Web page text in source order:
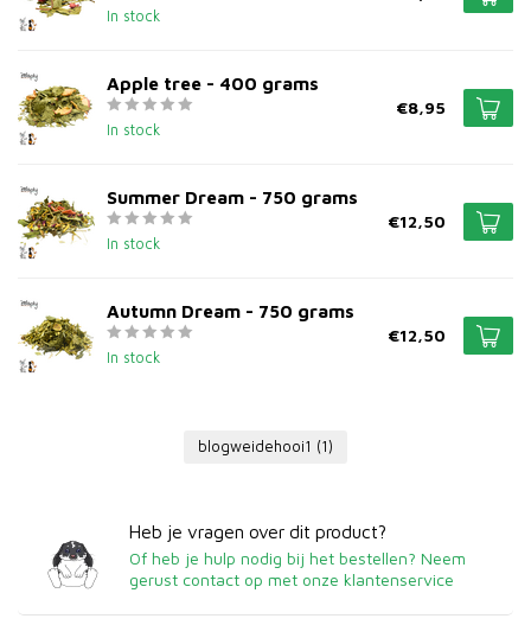
In stock
Apple tree - 400 grams
In stock
€8,95
Summer Dream - 750 grams
In stock
€12,50
Autumn Dream - 750 grams
In stock
€12,50
blogweidehooi1 (1)
Heb je vragen over dit product?
Of heb je hulp nodig bij het bestellen? Neem
gerust contact op met onze klantenservice